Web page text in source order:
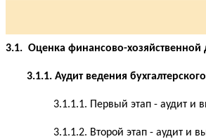
3.1. Оценка финансово-хозяйственной
3.1.1. Аудит ведения
3.1.1.1. Первый этап - аудит и
3.1.1.2. Второй этап - аудит и